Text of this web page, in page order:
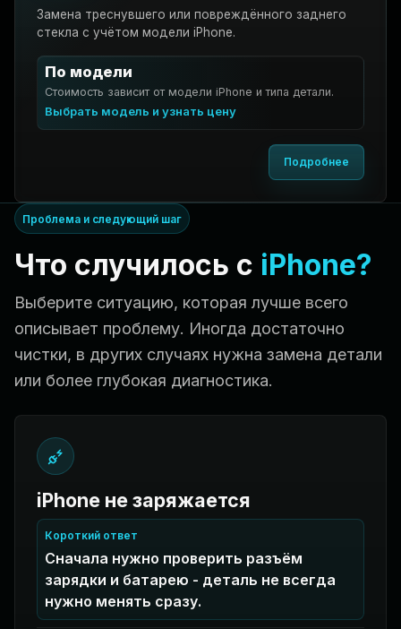
Замена треснувшего или повреждённого заднего
стекла с учётом модели iPhone.
По модели
Стоимость зависит от модели iPhone и типа детали.
Выбрать модель и узнать цену
Подробнее
Проблема и следующий шаг
Что случилось с iPhone?
Выберите ситуацию, которая лучше всего
описывает проблему. Иногда достаточно
чистки, в других случаях нужна замена детали
или более глубокая диагностика.
iPhone не заряжается
Короткий ответ
Сначала нужно проверить разъём
зарядки и батарею - деталь не всегда
нужно менять сразу.